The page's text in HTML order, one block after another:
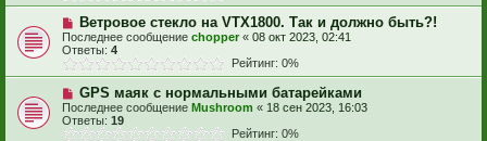
Ветровое стекло на VTX1800. Так и должно быть?!
Последнее сообщение chopper« 08 окт 2023, 02:41
Ответы: 4
Рейтинг: 0%
GPS маяк с нормальными батарейками
Последнее сообщение Mushroom « 18 сен 2023, 16:03
Ответы: 19
Рейтинг: 0%